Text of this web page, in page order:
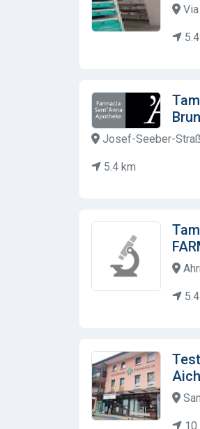
Josef-Seeber-
5.4 km